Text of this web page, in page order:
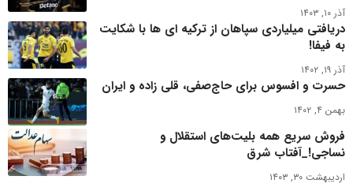
آذر ۱۰, ۱۴۰۳
دریافتی میلیاردی سپاهان از ترکیه ای ها با شکایت
به فیفا!
آذر ۱۹, ۱۴۰۲
حسرت و افسوس برای حاج‌صفی، قلی زاده و ایران
بهمن ۴, ۱۴۰۲
فروش سریع همه بلیت‌های استقلال و
نساجی!_آفتاب شرق
اردیبهشت ۳۰, ۱۴۰۳